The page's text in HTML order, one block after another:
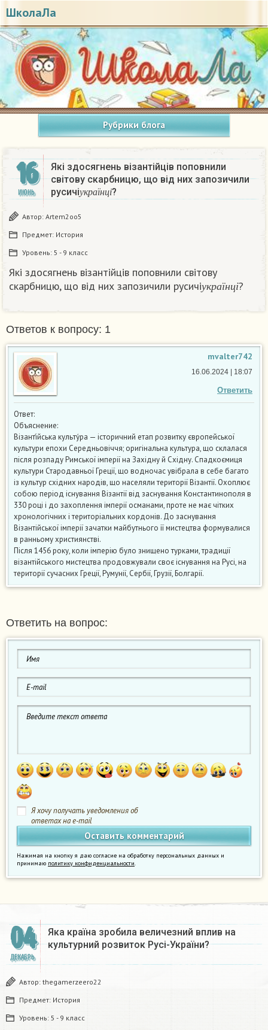
ШколаЛа
Рубрики блога
16
ИЮНЬ
Які здосягнень візантійців поповнили
світову скарбницю, що від них запозичили
русичі
у кр а їн ц і
у а н ці
?​
Автор: Artem2oo5
Предмет: История
Уровень: 5 - 9 класс
Які здосягнень візантійців поповнили світову
скарбницю, що від них запозичили русичі
у кр а ї н ц і
укр аї ці?​
Ответов к вопросу: 1
mvalter742
Ответить
16.06.2024 | 18:07
Ответ:
Объяснение:
Візанті́йська культу́ра — історичний етап розвитку європейської
культури епохи Середньовіччя; оригінальна культура, що склалася
після розпаду Римської імперії на Західну й Східну. Спадкоємиця
культури Стародавньої Греції, що водночас увібрала в себе багато
із культур східних народів, що населяли території Візантії. Охоплює
собою період існування Візантії від заснування Константинополя в
330 році і до захоплення імперії османами, проте не має чітких
хронологічних і територіальних кордонів. До заснування
Візантійської імперії зачатки майбутнього її мистецтва формувалися
в ранньому християнстві.
Після 1456 року, коли імперію було знищено турками, традиції
візантійського мистецтва продовжували своє існування на Русі, на
території сучасних Греції, Румунії, Сербії, Грузії, Болгарії.
Ответить на вопрос:
Я хочу получать уведомления об
ответах на e-mail
Нажимая на кнопку я даю согласие на обработку персональных данных и
принимаю политику конфиденциальности.
04
ДЕКАБРЬ
Яка країна зробила величезний вплив на
культурний розвиток Русі-України?
Автор: thegamerzeero22
Предмет: История
Уровень: 5 - 9 класс